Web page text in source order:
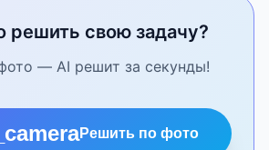
решить свою задачу?
— AI решит за секунды!
Решить по фото